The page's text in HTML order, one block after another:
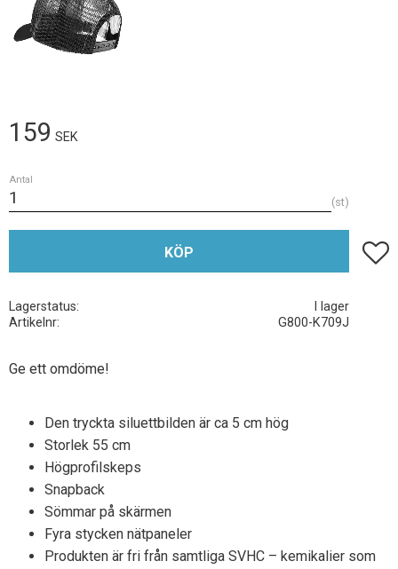
159 SEK
Antal
st
KÖP Lägg
Lagerstatus
I lager
Artikelnr
G800-K709J
Ge ett omdöme!
Den tryckta siluettbilden är ca 5 cm hög
Storlek 55 cm
Högprofilskeps
Snapback
Sömmar på skärmen
Fyra stycken nätpaneler
Produkten är fri från samtliga SVHC – kemikalier som